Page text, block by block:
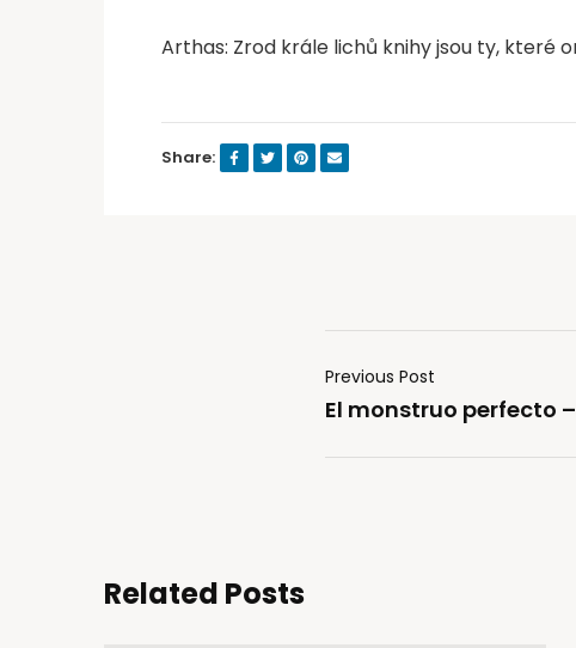
Arthas: Zrod krále lichů knihy jsou ty, které
Share:
Previous Post
El monstruo perfecto –
Related Posts